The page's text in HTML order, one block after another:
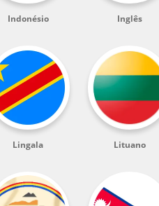
Indonésio Inglês
Lingala Lituano